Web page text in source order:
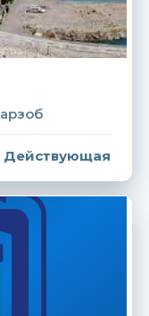
Действующая